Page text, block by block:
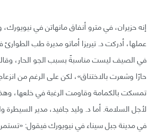
إنه حزيران، في مترو أنفاق مانهاتن في
عملها، أدركت د. تيريزا أماتو مديرة طب الطوارئ
في الصيف ليست مناسبةً بسبب الجو الحار،
حارًا وشعرت بالاختناق»، لكن على الرغم من
تمسكت بالكمامة وقاومت الرغبة في خلعها،
لأجل السلامة. أما د. وليد جافيد، مدير السيطرة